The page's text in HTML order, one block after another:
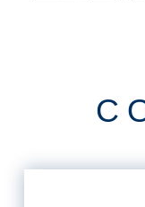
・2025年8月(2